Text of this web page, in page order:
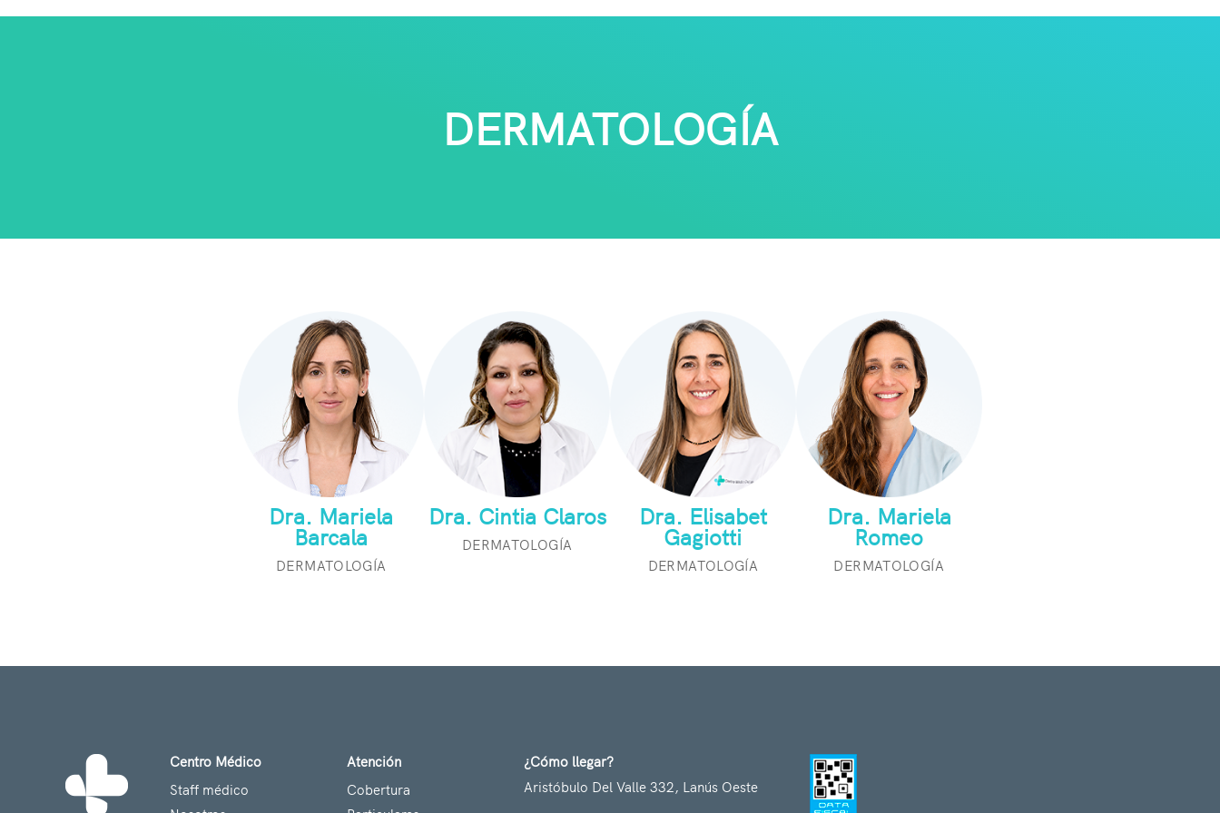
DERMATOLOGÍA
Dra. Mariela
Barcala
DERMATOLOGÍA
Dra. Cintia Claros
DERMATOLOGÍA
Dra. Elisabet
Gagiotti
DERMATOLOGÍA
Dra. Mariela
Romeo
DERMATOLOGÍA
Centro Médico
Staff médico
Atención
Cobertura
¿Cómo llegar?
Aristóbulo Del Valle 332, Lanús Oeste